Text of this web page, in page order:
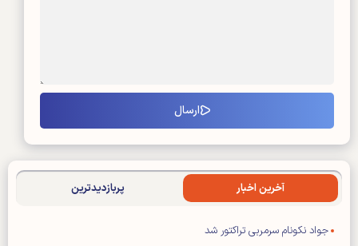
آخرین اخبار پربازدیدترین
جواد نکونام سرمربی تراکتور شد